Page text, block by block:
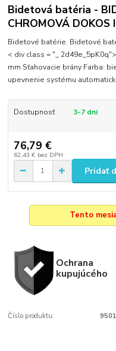
Bidetová batéria -
CHROMOVÁ DOKOS
Bidetové batérie. Bidetové
< div class = "_
mm Sťahovacie brány Farba:
upevnenie systému
Dostupnosť 3-7 dni
76,79 €
62,43 € bez DPH
Pridať
Tento
Ochrana
kupujúcého
Číslo produktu: